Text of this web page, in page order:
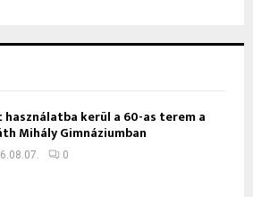
használatba kerül a 60-as terem a
Mihály Gimnáziumban
0